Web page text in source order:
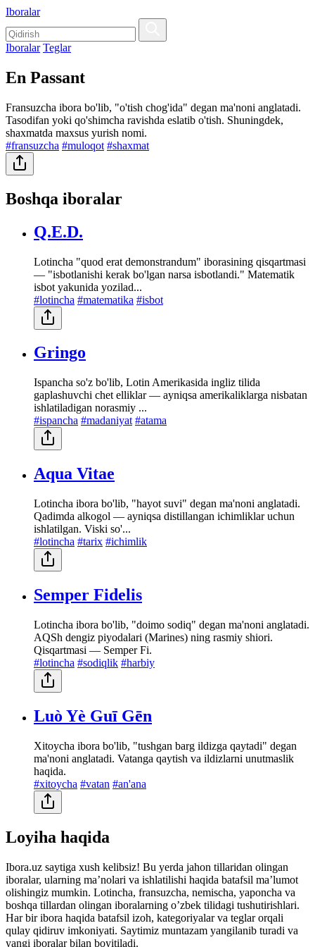
Iboralar
Iboralar Teglar
En Passant
Fransuzcha ibora bo'lib, "o'tish chog'ida" degan ma'noni anglatadi.
Tasodifan yoki qo'shimcha ravishda eslatib o'tish. Shuningdek,
shaxmatda maxsus yurish nomi.
#fransuzcha #muloqot #shaxmat
Boshqa iboralar
Q.E.D.
Lotincha "quod erat demonstrandum" iborasining qisqartmasi
— "isbotlanishi kerak bo'lgan narsa isbotlandi." Matematik
isbot yakunida yozilad...
#lotincha #matematika #isbot
Gringo
Ispancha so'z bo'lib, Lotin Amerikasida ingliz tilida
gaplashuvchi chet elliklar — ayniqsa amerikaliklarga nisbatan
ishlatiladigan norasmiy ...
#ispancha #madaniyat #atama
Aqua Vitae
Lotincha ibora bo'lib, "hayot suvi" degan ma'noni anglatadi.
Qadimda alkogol — ayniqsa distillangan ichimliklar uchun
ishlatilgan. Viski so'...
#lotincha #tarix #ichimlik
Semper Fidelis
Lotincha ibora bo'lib, "doimo sodiq" degan ma'noni anglatadi.
AQSh dengiz piyodalari (Marines) ning rasmiy shiori.
Qisqartmasi — Semper Fi.
#lotincha #sodiqlik #harbiy
Luò Yè Guī Gēn
Xitoycha ibora bo'lib, "tushgan barg ildizga qaytadi" degan
ma'noni anglatadi. Vatanga qaytish va ildizlarni unutmaslik
haqida.
#xitoycha #vatan #an'ana
Loyiha haqida
Ibora.uz saytiga xush kelibsiz! Bu yerda jahon tillaridan olingan
iboralar, ularning maʼnolari va ishlatilishi haqida batafsil maʼlumot
olishingiz mumkin. Lotincha, fransuzcha, nemischa, yaponcha va
boshqa tillardan olingan iboralarning oʼzbek tilidagi tushutirishlari.
Har bir ibora haqida batafsil izoh, kategoriyalar va teglar orqali
qulay qidiruv imkoniyati. Saytimiz muntazam yangilanib turadi va
yangi iboralar bilan boyitiladi.